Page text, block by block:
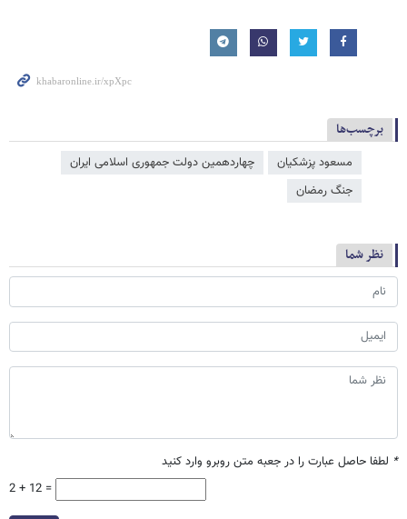
برچسب‌ها
مسعود پزشکیان
چهاردهمین دولت جمهوری اسلامی ایران
جنگ رمضان
نظر شما
* لطفا حاصل عبارت را در جعبه متن روبرو وارد کنید
2 + 12 =